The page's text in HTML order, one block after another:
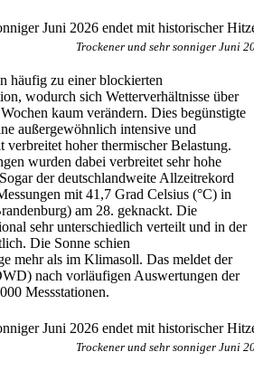
Trockener und sehr sonniger Juni
häufig zu einer blockierten
wodurch sich Wetterverhältnisse über
kaum verändern. Dies begünstigte
außergewöhnlich intensive und
verbreitet hoher thermischer Belastung.
wurden dabei verbreitet sehr hohe
der deutschlandweite Allzeitrekord
mit 41,7 Grad Celsius (°C) in
am 28. geknackt. Die
sehr unterschiedlich verteilt und in der
Die Sonne schien
mehr als im Klimasoll. Das meldet der
nach vorläufigen Auswertungen der
Messstationen.
Trockener und sehr sonniger Juni